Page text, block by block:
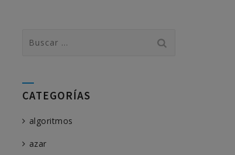
CATEGORÍAS
algoritmos
azar